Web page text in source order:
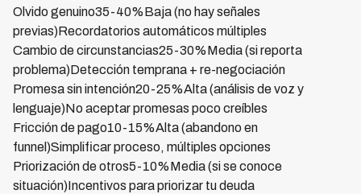
Olvido genuino35-40%Baja (no hay señales
previas)Recordatorios automáticos múltiples
Cambio de circunstancias25-30%Media (si reporta
problema)Detección temprana + re-negociación
Promesa sin intención20-25%Alta (análisis de voz y
lenguaje)No aceptar promesas poco creíbles
Fricción de pago10-15%Alta (abandono en
funnel)Simplificar proceso, múltiples opciones
Priorización de otros5-10%Media (si se conoce
situación)Incentivos para priorizar tu deuda